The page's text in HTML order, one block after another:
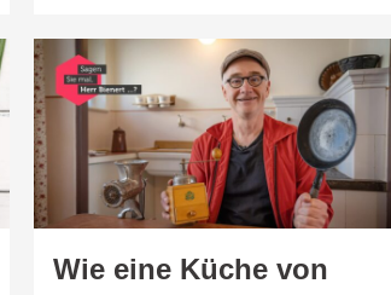
Wie eine Küche von